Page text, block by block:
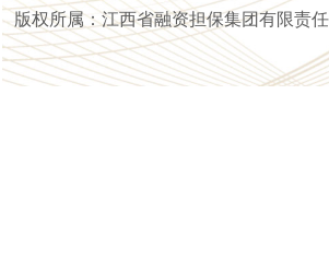
版权所属：江西省融资担保集团有限责任